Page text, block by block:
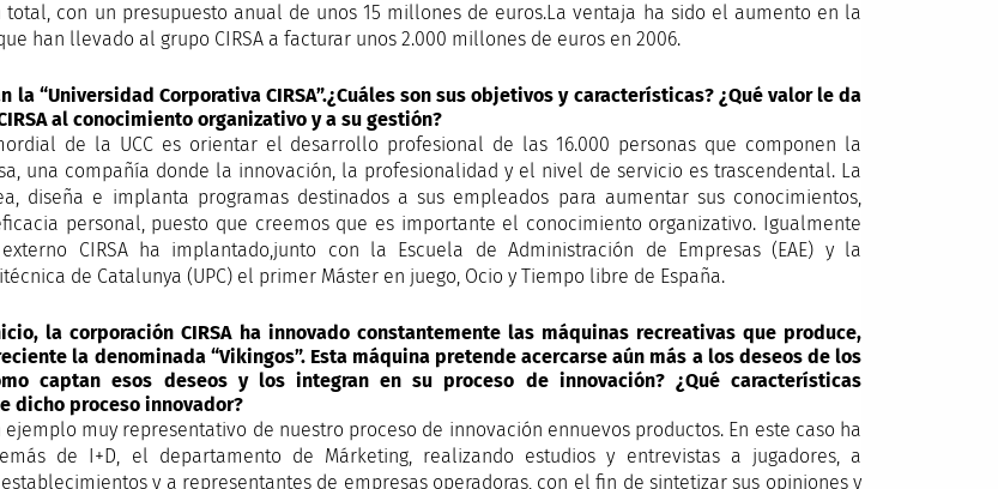
total, con un presupuesto anual de unos 15 millones de euros.La ventaja ha sido el aumento en la
han llevado al grupo CIRSA a facturar unos 2.000 millones de euros en 2006.
la “Universidad Corporativa CIRSA”.¿Cuáles son sus objetivos y características? ¿Qué valor le da
al conocimiento organizativo y a su gestión?
de la UCC es orientar el desarrollo profesional de las 16.000 personas que componen la
una compañía donde la innovación, la profesionalidad y el nivel de servicio es trascendental. La
diseña e implanta programas destinados a sus empleados para aumentar sus conocimientos,
personal, puesto que creemos que es importante el conocimiento organizativo. Igualmente
CIRSA ha implantado,junto con la Escuela de Administración de Empresas (EAE) y la
de Catalunya (UPC) el primer Máster en juego, Ocio y Tiempo libre de España.
la corporación CIRSA ha innovado constantemente las máquinas recreativas que produce,
la denominada “Vikingos”. Esta máquina pretende acercarse aún más a los deseos de los
captan esos deseos y los integran en su proceso de innovación? ¿Qué características
dicho proceso innovador?
ejemplo muy representativo de nuestro proceso de innovación ennuevos productos. En este caso ha
de I+D, el departamento de Márketing, realizando estudios y entrevistas a jugadores, a
y a representantes de empresas operadoras, con el fin de sintetizar sus opiniones y